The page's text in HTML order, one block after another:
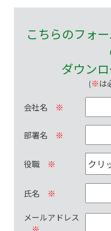
こちらのフォ
ダウンロ
(※は
会社名 ※
部署名 ※
役職 ※
氏名 ※
メールアドレス